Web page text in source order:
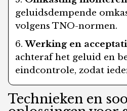
geluidsdempende
volgens TNO-normen.
Werking en
achteraf het geluid en
eindcontrole, zodat
Technieken en